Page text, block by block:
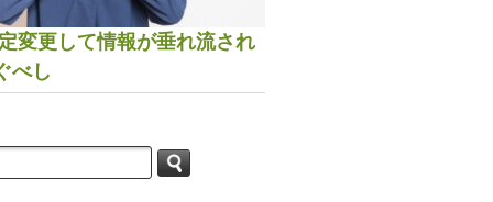
変更して情報が垂れ流され
べし